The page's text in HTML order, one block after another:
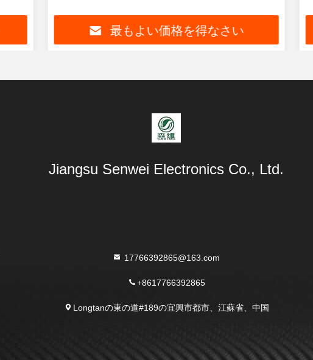
最もよい価格を得なさい
Jiangsu Senwei Electronics Co., Ltd.
17766392865@163.com
+8617766392865
Longtanの東の道#189の宜興市都市、江蘇省、中国